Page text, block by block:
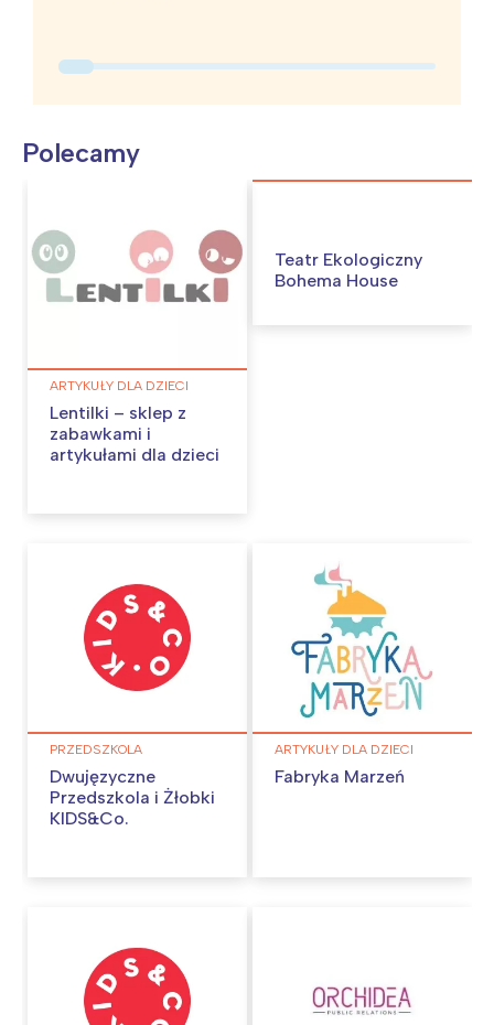
Polecamy
ARTYKUŁY DLA DZIECI
Lentilki – sklep z
zabawkami i
artykułami dla dzieci
Teatr Ekologiczny
Bohema House
PRZEDSZKOLA
Dwujęzyczne
Przedszkola i Żłobki
KIDS&Co.
ARTYKUŁY DLA DZIECI
Fabryka Marzeń
Warszawa
Łódź
Trójmiasto
Wrocław
Śląsk
Kraków
Południe
Północ
Wszystkie
Wybieram